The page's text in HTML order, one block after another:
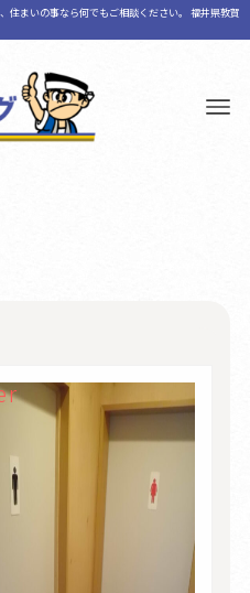
住まいの事なら何でもご相談ください。 福井県敦賀